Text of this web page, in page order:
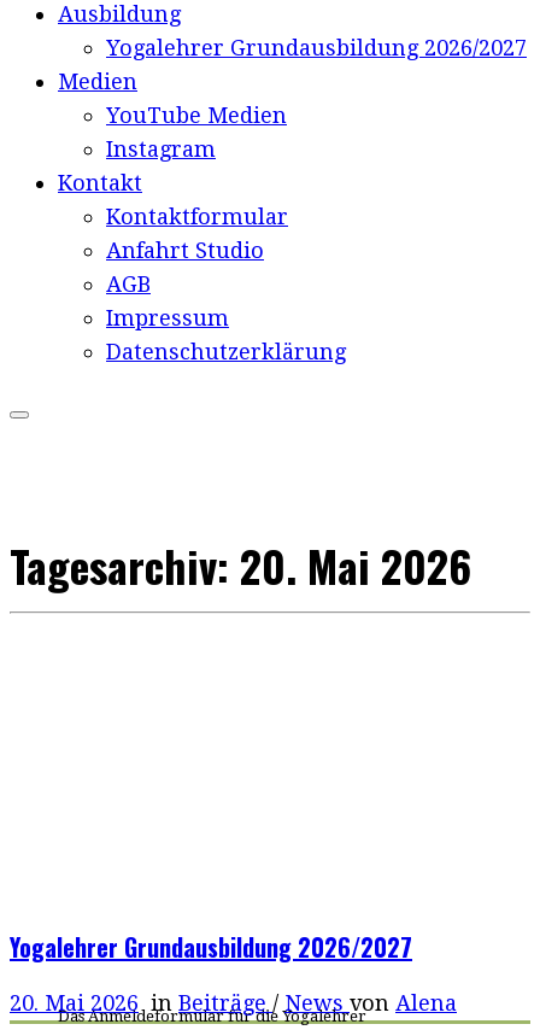
Ausbildung
Yogalehrer Grundausbildung 2026/2027
Medien
YouTube Medien
Instagram
Kontakt
Kontaktformular
Anfahrt Studio
AGB
Impressum
Datenschutzerklärung
Tagesarchiv: 20. Mai 2026
Das Anmeldeformular für die Yogalehrer
Yogalehrer Grundausbildung 2026/2027
20. Mai 2026 in Beiträge / News von Alena